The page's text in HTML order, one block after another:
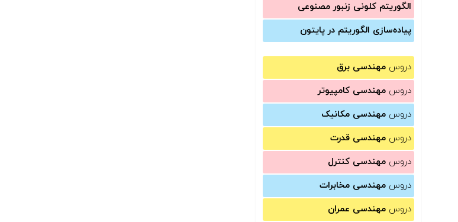
الگوریتم کلونی زنبور مصنوعی
پیاده‌سازی الگوریتم در پایتون
دروس مهندسی برق
دروس مهندسی کامپیوتر
دروس مهندسی مکانیک
دروس مهندسی قدرت
دروس مهندسی کنترل
دروس مهندسی مخابرات
دروس مهندسی عمران